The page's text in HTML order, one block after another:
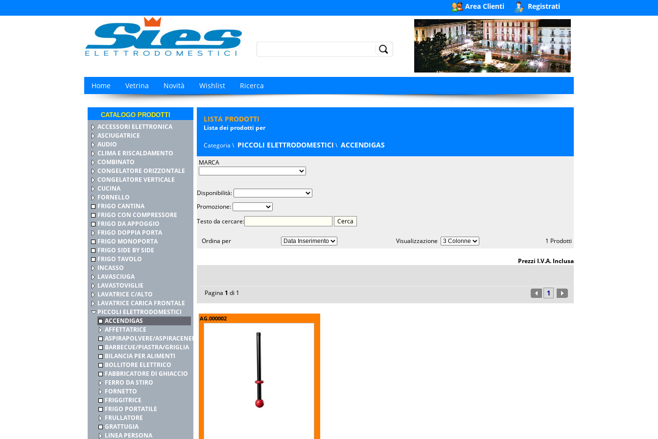
Area Clienti Registrati
Home Vetrina Novità Wishlist Ricerca
CATALOGO PRODOTTI
ACCESSORI ELETTRONICA
ASCIUGATRICE
AUDIO
CLIMA E RISCALDAMENTO
COMBINATO
CONGELATORE ORIZZONTALE
CONGELATORE VERTICALE
CUCINA
FORNELLO
FRIGO CANTINA
FRIGO CON COMPRESSORE
FRIGO DA APPOGGIO
FRIGO DOPPIA PORTA
FRIGO MONOPORTA
FRIGO SIDE BY SIDE
FRIGO TAVOLO
INCASSO
LAVASCIUGA
LAVASTOVIGLIE
LAVATRICE C/ALTO
LAVATRICE CARICA FRONTALE
PICCOLI ELETTRODOMESTICI
ACCENDIGAS
AFFETTATRICE
ASPIRAPOLVERE/ASPIRACENERE
BARBECUE/PIASTRA/GRIGLIA
BILANCIA PER ALIMENTI
BOLLITORE ELETTRICO
FABBRICATORE DI GHIACCIO
FERRO DA STIRO
FORNETTO
FRIGGITRICE
FRIGO PORTATILE
FRULLATORE
GRATTUGIA
LINEA PERSONA
LISTA PRODOTTI
Lista dei prodotti per
Categoria \ PICCOLI ELETTRODOMESTICI \ ACCENDIGAS
MARCA
Disponibilità:
Promozione:
Testo da cercare:
Ordina per Visualizzazione 1 Prodotti
Prezzi I.V.A. Inclusa
Pagina 1 di 1
AG.000002